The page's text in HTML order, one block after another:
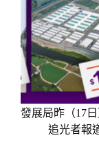
發展局昨（17
追光者報